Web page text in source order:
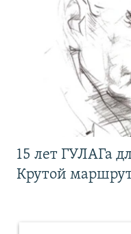
15 лет ГУЛАГа
Крутой